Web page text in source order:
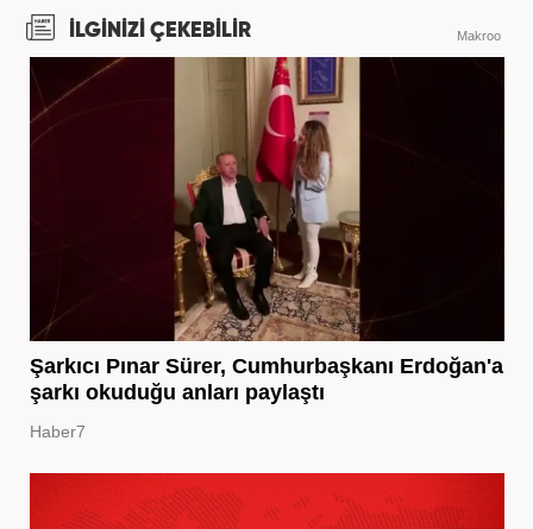
İLGİNİZİ ÇEKEBİLİR Makroo
Şarkıcı Pınar Sürer, Cumhurbaşkanı Erdoğan'a
şarkı okuduğu anları paylaştı
Haber7